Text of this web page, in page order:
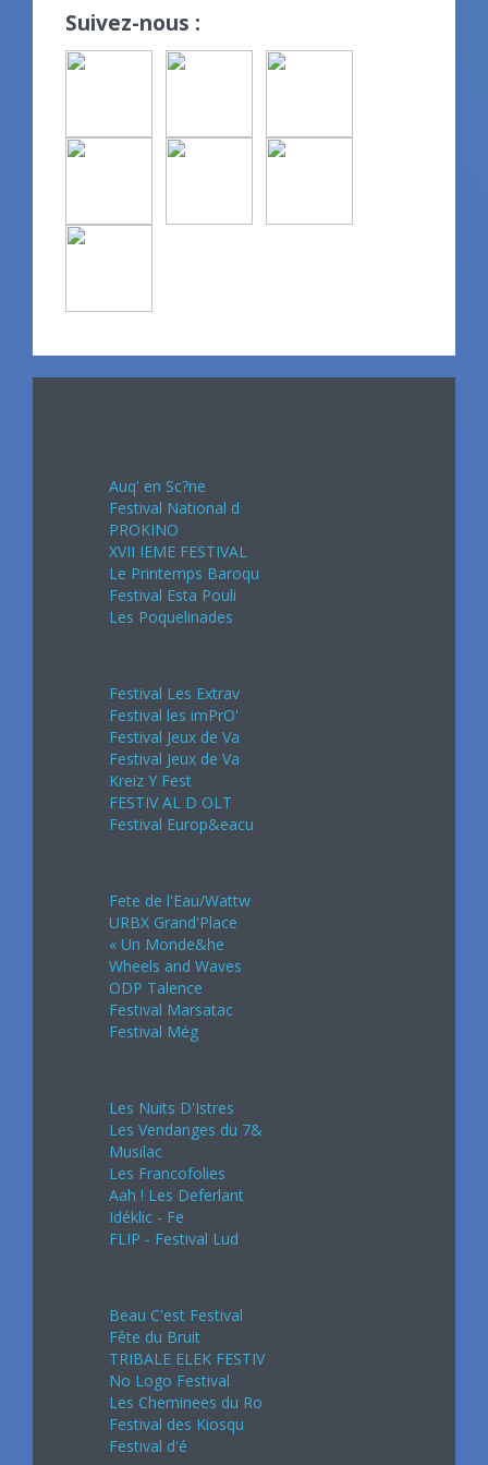
Suivez-nous :
Auq' en Sc?ne
Festival National d
PROKINO
XVII IEME FESTIVAL
Le Printemps Baroqu
Festival Esta Pouli
Les Poquelinades
Festival Les Extrav
Festival les imPrO'
Festival Jeux de Va
Festival Jeux de Va
Kreiz Y Fest
FESTIV AL D OLT
Festival Europ&eacu
Fete de l'Eau/Wattw
URBX Grand'Place
« Un Monde&he
Wheels and Waves
ODP Talence
Festival Marsatac
Festival Még
Les Nuits D'Istres
Les Vendanges du 7&
Musilac
Les Francofolies
Aah ! Les Deferlant
Idéklic - Fe
FLIP - Festival Lud
Beau C'est Festival
Fête du Bruit
TRIBALE ELEK FESTIV
No Logo Festival
Les Cheminees du Ro
Festival des Kiosqu
Festival d'é